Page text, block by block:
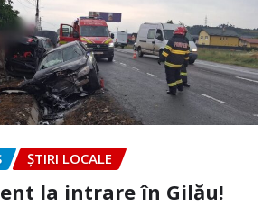
ȘTIRI LOCALE
la intrare în Gilău!